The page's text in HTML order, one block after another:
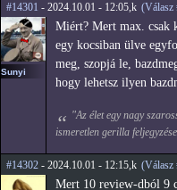
#14301 - 2024.10.01 - 12:05,k (Válasz
Sunyi
Miért? Mert max. csak
egy kocsiban ülve
meg, szopjá le,
hogy lehetsz ilyen
"Az élet egy nagy
ismeretlen gerilla feljegyzése
#14302 - 2024.10.01 - 12:15,k (Válasz
Mert 10 review-dból 9